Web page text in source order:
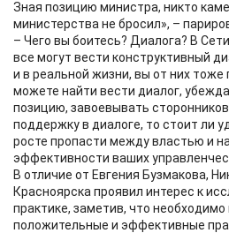
Зная позицию министра, никто
министерства не бросил», –
– Чего вы боитесь? Диалога? В
все могут вести конструктивный
и в реальной жизни, вы от них тоже
можете найти вести диалог,
позицию, завоевывать
поддержку в диалоге, то стоит ли
росте пропасти между властью и
эффективности ваших
В отличие от Евгения Бузмакова,
Красноярска проявил интерес к
практике, заметив, что
положительные и эффективные